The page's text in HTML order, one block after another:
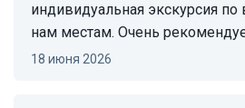
индивидуальная экскурсия
нам местам. Очень
18 июня 2026